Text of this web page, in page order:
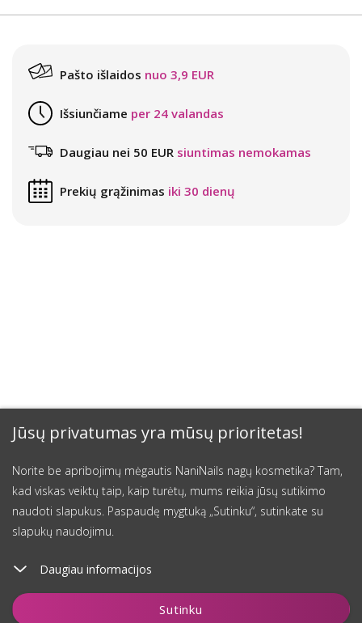
Jūsų privatumas yra mūsų prioritetas!
Norite be apribojimų mėgautis NaniNails nagų kosmetika? Tam,
kad viskas veiktų taip, kaip turėtų, mums reikia jūsų sutikimo
naudoti slapukus. Paspaudę mygtuką „Sutinku“, sutinkate su
slapukų naudojimu.
Daugiau informacijos
Sutinku
Įdėti į krepšelį
Pašto išlaidos nuo 3,9 EUR
Išsiunčiame per 24 valandas
Daugiau nei 50 EUR siuntimas nemokamas
Prekių grąžinimas iki 30 dienų